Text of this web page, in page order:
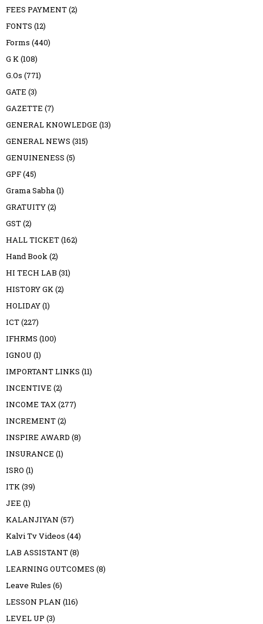
FEES PAYMENT(2)
FONTS (12)
Forms (440)
G K(108)
G.Os (771)
GATE (3)
GAZETTE (7)
GENERAL KNOWLEDGE (13)
GENERAL NEWS (315)
GENUINENESS (5)
GPF(45)
Grama Sabha(1)
GRATUITY(2)
GST(2)
HALL TICKET(162)
Hand Book(2)
HI TECH LAB (31)
HISTORY GK(2)
HOLIDAY(1)
ICT(227)
IFHRMS (100)
IGNOU (1)
IMPORTANT LINKS (11)
INCENTIVE (2)
INCOME TAX(277)
INCREMENT(2)
INSPIRE AWARD (8)
INSURANCE (1)
ISRO (1)
ITK(39)
JEE (1)
KALANJIYAN (57)
Kalvi Tv Videos (44)
LAB ASSISTANT(8)
LEARNING OUTCOMES (8)
Leave Rules (6)
LESSON PLAN (116)
LEVEL UP (3)